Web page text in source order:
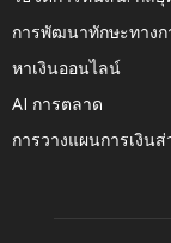
การพัฒนาทักษะทางก
หาเงินออนไลน์
AI การตลาด
การวางแผนการเงิน